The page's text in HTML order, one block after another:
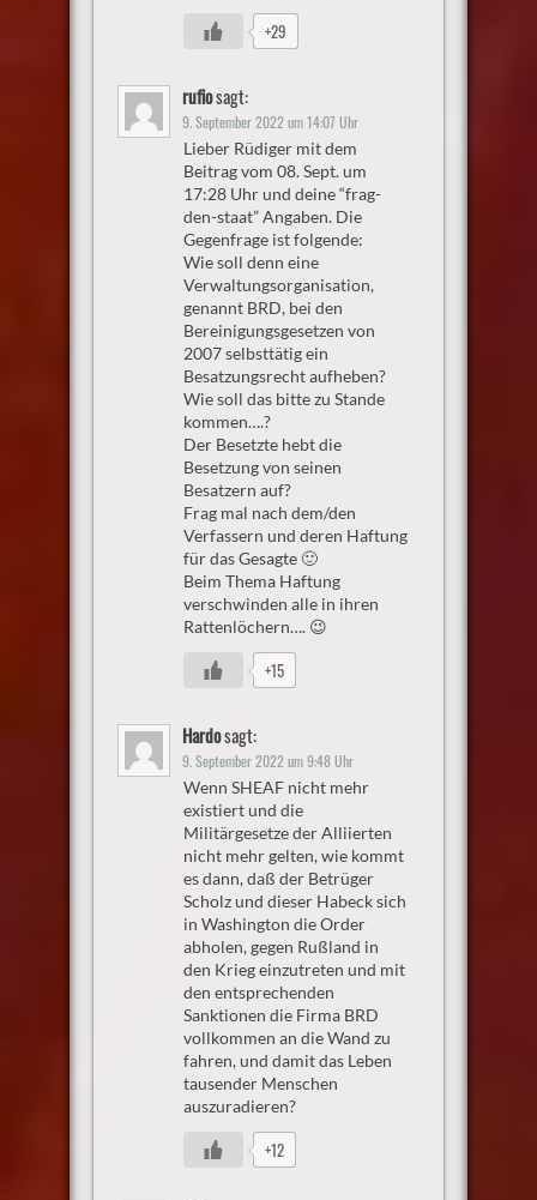
+29
rufiosagt:
9. September 2022 um 14:07 Uhr
Lieber Rüdiger mit dem
Beitrag vom 08. Sept. um
17:28 Uhr und deine “frag-
den-staat” Angaben. Die
Gegenfrage ist folgende:
Wie soll denn eine
Verwaltungsorganisation,
genannt BRD, bei den
Bereinigungsgesetzen von
2007 selbsttätig ein
Besatzungsrecht aufheben?
Wie soll das bitte zu Stande
kommen….?
Der Besetzte hebt die
Besetzung von seinen
Besatzern auf?
Frag mal nach dem/den
Verfassern und deren Haftung
für das Gesagte 🙂
Beim Thema Haftung
verschwinden alle in ihren
Rattenlöchern…. 😉
+15
Hardosagt:
9. September 2022 um 9:48 Uhr
Wenn SHEAF nicht mehr
existiert und die
Militärgesetze der Alliierten
nicht mehr gelten, wie kommt
es dann, daß der Betrüger
Scholz und dieser Habeck sich
in Washington die Order
abholen, gegen Rußland in
den Krieg einzutreten und mit
den entsprechenden
Sanktionen die Firma BRD
vollkommen an die Wand zu
fahren, und damit das Leben
tausender Menschen
auszuradieren?
+12